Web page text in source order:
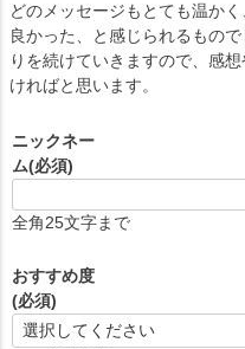
どのメッセージもとても温か
良かった、と感じられるもの
りを続けていきますので、感
ければと思います。
ニックネー
ム(必須)
全角25文字まで
おすすめ度
(必須)